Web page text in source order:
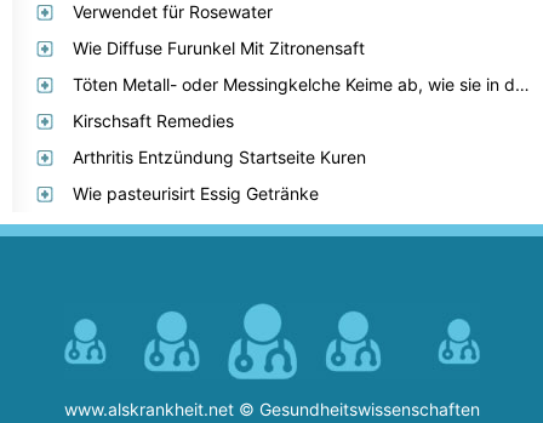
Verwendet für Rosewater
Wie Diffuse Furunkel Mit Zitronensaft
Töten Metall- oder Messingkelche Keime ab, wie sie in der Kommunionkirche verwendet werden?
Kirschsaft Remedies
Arthritis Entzündung Startseite Kuren
Wie pasteurisirt Essig Getränke
www.alskrankheit.net © Gesundheitswissenschaften